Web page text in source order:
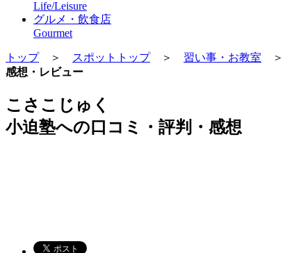
Life/Leisure
グルメ・飲食店
Gourmet
トップ＞ スポットトップ＞ 習い事・お教室 ＞
感想・レビュー
こさこじゅく
小迫塾への口コミ・評判・感想